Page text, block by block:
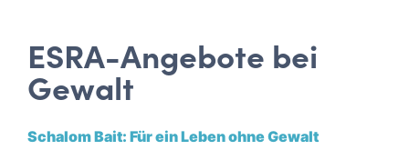
ESRA-Angebote bei
Gewalt
Schalom Bait: Für ein Leben ohne Gewalt